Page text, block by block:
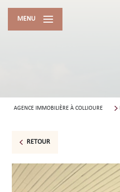
MENU
AGENCE IMMOBILIÈRE À COLLIOURE
RETOUR